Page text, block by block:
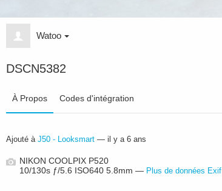
Watoo
DSCN5382
À Propos Codes d'intégration
Ajouté à J50 - Looksmart — il y a 6 ans
NIKON COOLPIX P520
10/130s ƒ/5.6 ISO640 5.8mm — Plus de données Exif